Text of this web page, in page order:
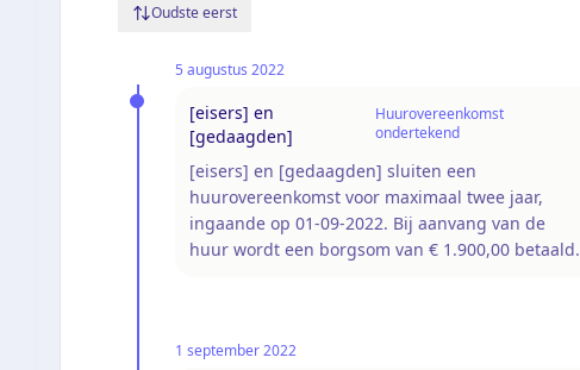
Oudste eerst
5 augustus 2022
[eisers] en
[gedaagden]
Huurovereenkomst
ondertekend
[eisers] en [gedaagden] sluiten een
huurovereenkomst voor maximaal twee jaar,
ingaande op 01-09-2022. Bij aanvang van de
huur wordt een borgsom van € 1.900,00 betaald.
1 september 2022